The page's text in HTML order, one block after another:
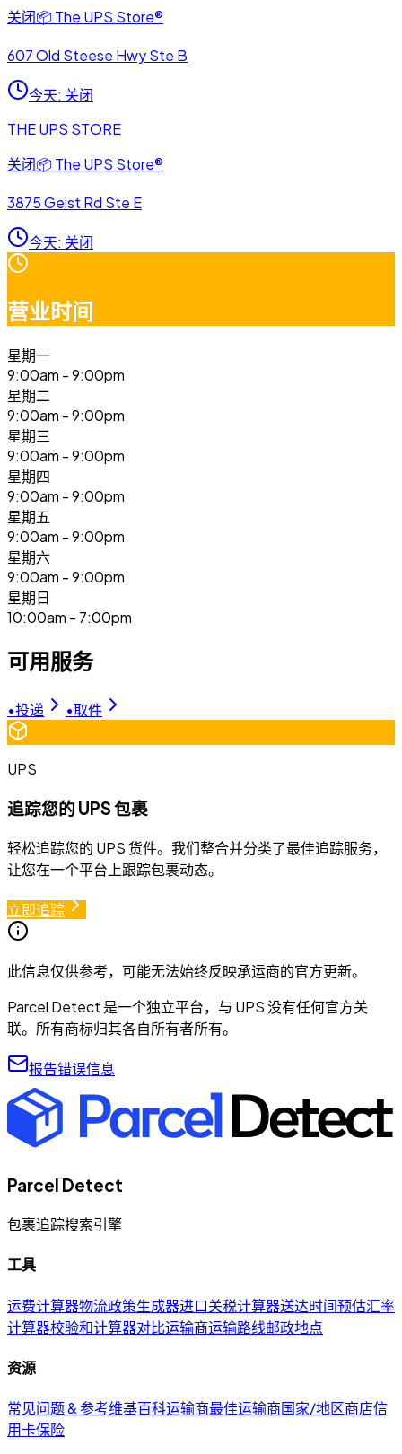
关闭📦 The UPS Store®
607 Old Steese Hwy Ste B
今天: 关闭
THE UPS STORE
关闭📦 The UPS Store®
3875 Geist Rd Ste E
今天: 关闭
营业时间
星期一
9:00am - 9:00pm
星期二
9:00am - 9:00pm
星期三
9:00am - 9:00pm
星期四
9:00am - 9:00pm
星期五
9:00am - 9:00pm
星期六
9:00am - 9:00pm
星期日
10:00am - 7:00pm
可用服务
•投递 •取件
UPS
追踪您的 UPS 包裹
轻松追踪您的 UPS 货件。我们整合并分类了最佳追踪服务，
让您在一个平台上跟踪包裹动态。
立即追踪
此信息仅供参考，可能无法始终反映承运商的官方更新。
Parcel Detect 是一个独立平台，与 UPS 没有任何官方关
联。所有商标归其各自所有者所有。
报告错误信息
Parcel Detect
包裹追踪搜索引擎
工具
运费计算器物流政策生成器进口关税计算器送达时间预估汇率
计算器校验和计算器对比运输商运输路线邮政地点
资源
常见问题 & 参考维基百科运输商最佳运输商国家/地区商店信
用卡保险